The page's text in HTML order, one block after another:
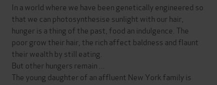
In a world where we have been genetically engineered so
that we can photosynthesise sunlight with our hair,
hunger is a thing of the past, food an indulgence. The
poor grow their hair, the rich affect baldness and flaunt
their wealth by still eating.
But other hungers remain ...
The young daughter of an affluent New York family is